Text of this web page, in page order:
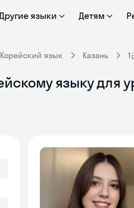
языки Детям
Корейский язык Казань 1
языку для